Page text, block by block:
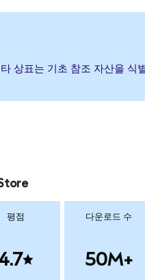
상표는 기초 참조 자산을 식
평점 다운로드 수
50M+